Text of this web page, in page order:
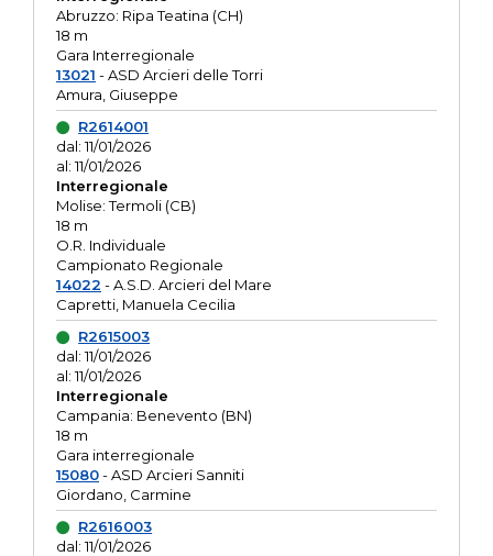
Abruzzo: Ripa Teatina (CH)
18 m
Gara Interregionale
13021 - ASD Arcieri delle Torri
Amura, Giuseppe
R2614001
dal: 11/01/2026
al: 11/01/2026
Interregionale
Molise: Termoli (CB)
18 m
O.R. Individuale
Campionato Regionale
14022 - A.S.D. Arcieri del Mare
Capretti, Manuela Cecilia
R2615003
dal: 11/01/2026
al: 11/01/2026
Interregionale
Campania: Benevento (BN)
18 m
Gara interregionale
15080- ASD Arcieri Sanniti
Giordano, Carmine
R2616003
dal: 11/01/2026